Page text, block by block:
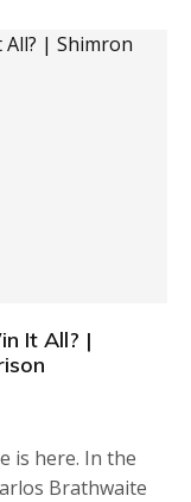
It All? |
is here. In the
Brathwaite